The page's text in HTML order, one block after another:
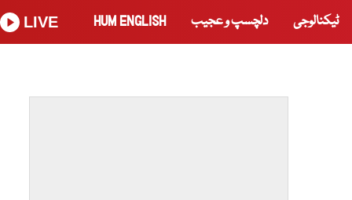
ٹیکنالوجی دلچسپ و عجیب HUM ENGLISH
LIVE